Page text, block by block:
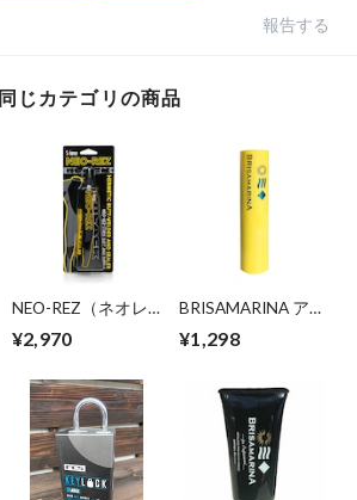
報告する
同じカテゴリの商品
NEO-REZ（ネオレ
ア）ウェットスーツ
¥2,970
BRISAMARINA アス
プ
¥1,298